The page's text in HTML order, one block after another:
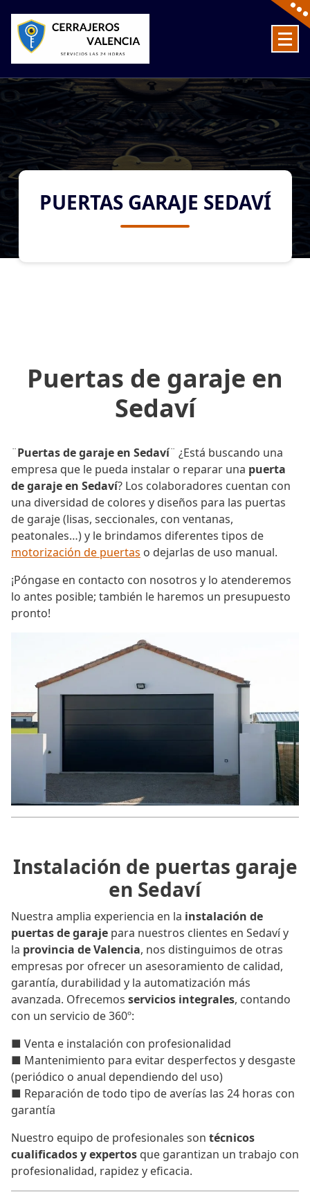
content
PUERTAS GARAJE SEDAVÍ
Puertas de garaje en
Sedaví
¨Puertas de garaje en Sedaví¨ ¿Está buscando una
empresa que le pueda instalar o reparar una puerta
de garaje en Sedaví? Los colaboradores cuentan con
una diversidad de colores y diseños para las puertas
de garaje (lisas, seccionales, con ventanas,
peatonales…) y le brindamos diferentes tipos de
motorización de puertas o dejarlas de uso manual.
¡Póngase en contacto con nosotros y lo atenderemos
lo antes posible; también le haremos un presupuesto
pronto!
Instalación de puertas garaje
en Sedaví
Nuestra amplia experiencia en la instalación de
puertas de garaje para nuestros clientes en Sedaví y
la provincia de Valencia, nos distinguimos de otras
empresas por ofrecer un asesoramiento de calidad,
garantía, durabilidad y la automatización más
avanzada. Ofrecemos servicios integrales, contando
con un servicio de 360º:
■ Venta e instalación con profesionalidad
■ Mantenimiento para evitar desperfectos y desgaste
(periódico o anual dependiendo del uso)
■ Reparación de todo tipo de averías las 24 horas con
garantía
Nuestro equipo de profesionales son técnicos
cualificados y expertos que garantizan un trabajo con
profesionalidad, rapidez y eficacia.